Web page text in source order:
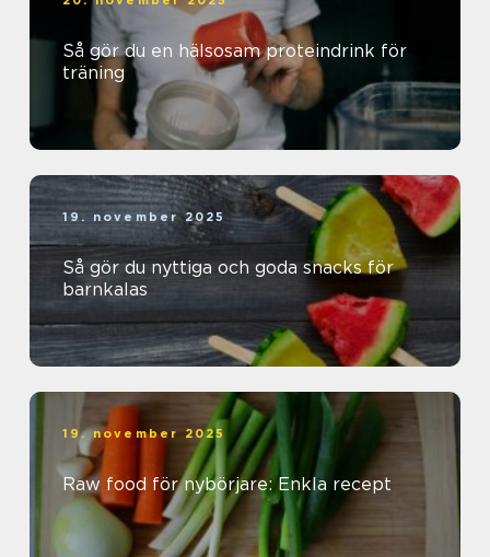
Så gör du en hälsosam proteindrink för
träning
19. november 2025
Så gör du nyttiga och goda snacks för
barnkalas
19. november 2025
Raw food för nybörjare: Enkla recept